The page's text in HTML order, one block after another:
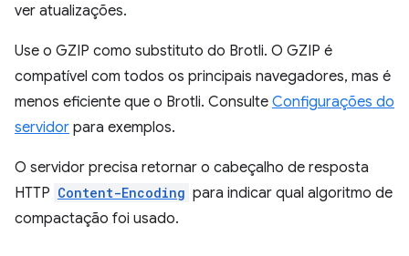
ver atualizações.
Use o GZIP como substituto do Brotli. O GZIP é
compatível com todos os principais navegadores, mas é
menos eficiente que o Brotli. Consulte Configurações do
servidor para exemplos.
O servidor precisa retornar o cabeçalho de resposta
HTTP Content-Encoding para indicar qual algoritmo de
compactação foi usado.